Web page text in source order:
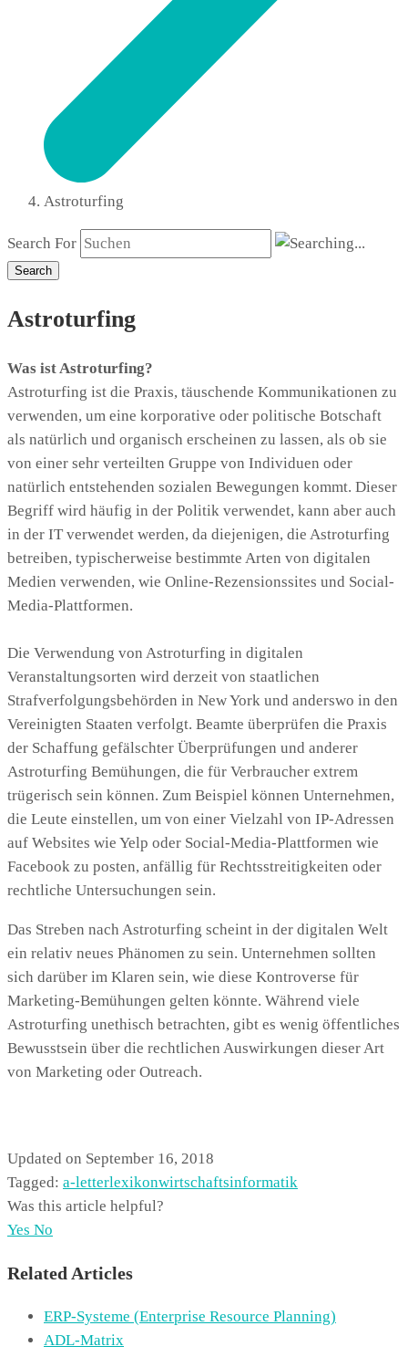
Astroturfing
Search For
Search
Astroturfing
Was ist Astroturfing?
Astroturfing ist die Praxis, täuschende Kommunikationen zu
verwenden, um eine korporative oder politische Botschaft
als natürlich und organisch erscheinen zu lassen, als ob sie
von einer sehr verteilten Gruppe von Individuen oder
natürlich entstehenden sozialen Bewegungen kommt. Dieser
Begriff wird häufig in der Politik verwendet, kann aber auch
in der IT verwendet werden, da diejenigen, die Astroturfing
betreiben, typischerweise bestimmte Arten von digitalen
Medien verwenden, wie Online-Rezensionssites und Social-
Media-Plattformen.
Die Verwendung von Astroturfing in digitalen
Veranstaltungsorten wird derzeit von staatlichen
Strafverfolgungsbehörden in New York und anderswo in den
Vereinigten Staaten verfolgt. Beamte überprüfen die Praxis
der Schaffung gefälschter Überprüfungen und anderer
Astroturfing Bemühungen, die für Verbraucher extrem
trügerisch sein können. Zum Beispiel können Unternehmen,
die Leute einstellen, um von einer Vielzahl von IP-Adressen
auf Websites wie Yelp oder Social-Media-Plattformen wie
Facebook zu posten, anfällig für Rechtsstreitigkeiten oder
rechtliche Untersuchungen sein.
Das Streben nach Astroturfing scheint in der digitalen Welt
ein relativ neues Phänomen zu sein. Unternehmen sollten
sich darüber im Klaren sein, wie diese Kontroverse für
Marketing-Bemühungen gelten könnte. Während viele
Astroturfing unethisch betrachten, gibt es wenig öffentliches
Bewusstsein über die rechtlichen Auswirkungen dieser Art
von Marketing oder Outreach.
Updated on September 16, 2018
Tagged: a-letterlexikonwirtschaftsinformatik
Was this article helpful?
Yes No
Related Articles
ERP-Systeme (Enterprise Resource Planning)
ADL-Matrix